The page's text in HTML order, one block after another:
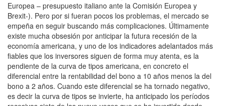
Europea – presupuesto italiano ante la Comisión Europea y
Brexit-). Pero por si fueran pocos los problemas, el mercado se
empeña en seguir buscando más complicaciones. Últimamente
existe mucha obsesión por anticipar la futura recesión de la
economía americana, y uno de los indicadores adelantados más
fiables que los inversores siguen de forma muy atenta, es la
pendiente de la curva de tipos americana, en concreto el
diferencial entre la rentabilidad del bono a 10 años menos la del
bono a 2 años. Cuando este diferencial se ha tornado negativo,
es decir la curva de tipos se invierte, ha anticipado los períodos